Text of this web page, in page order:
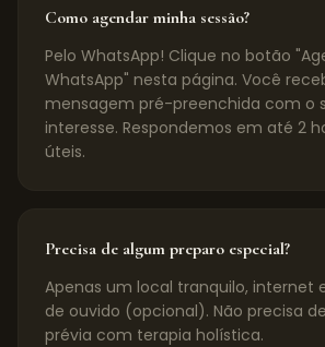
Como agendar minha sessão?
Pelo WhatsApp! Clique no botão
WhatsApp" nesta página. Você
mensagem pré-preenchida com o
interesse. Respondemos em até 2
úteis.
Precisa de algum preparo especial?
Apenas um local tranquilo, internet
de ouvido (opcional). Não precisa
prévia com terapia holística.